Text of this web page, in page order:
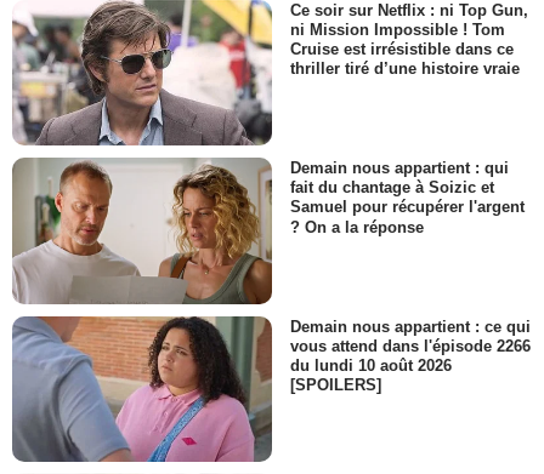
Ce soir sur Netflix : ni Top Gun,
ni Mission Impossible ! Tom
Cruise est irrésistible dans ce
thriller tiré d’une histoire vraie
Demain nous appartient : qui
fait du chantage à Soizic et
Samuel pour récupérer l'argent
? On a la réponse
Demain nous appartient : ce qui
vous attend dans l'épisode 2266
du lundi 10 août 2026
[SPOILERS]